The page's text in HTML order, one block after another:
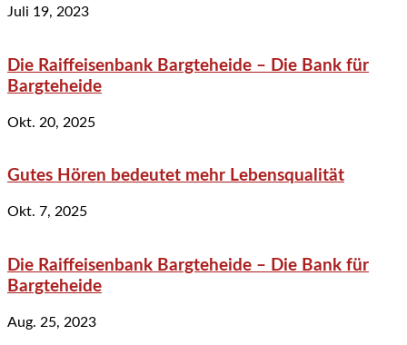
Juli 19, 2023
Die Raiffeisenbank Bargteheide – Die Bank für
Bargteheide
Okt. 20, 2025
Gutes Hören bedeutet mehr Lebensqualität
Okt. 7, 2025
Die Raiffeisenbank Bargteheide – Die Bank für
Bargteheide
Aug. 25, 2023